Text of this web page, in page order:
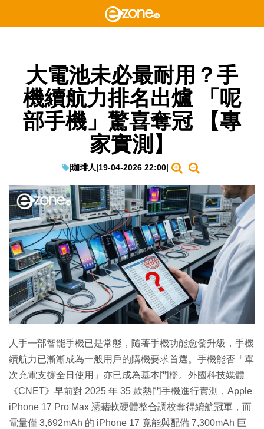
大電池未必最耐用？手
機續航力排名出爐 「呢
部手機」驚喜奪冠 【專
家實測】
|珈琲人|19-04-2026 22:00|
人手一部智能手機已是常態，隨著手機功能愈發升級，手機
續航力已漸漸成為一般用戶的購機要求首選。手機能否「單
次充電支撐全日使用」亦已成為基本門檻。外國科技媒體
《CNET》早前對 2025 年 35 款熱門手機進行實測，Apple
iPhone 17 Pro Max 憑藉軟硬體整合調校奪得續航冠軍，而
電量僅 3,692mAh 的 iPhone 17 竟能與配備 7,300mAh 巨